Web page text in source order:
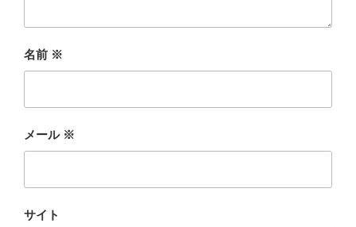
名前 ※
メール ※
サイト